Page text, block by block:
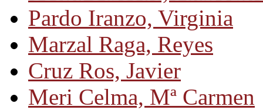
Pardo Iranzo, Virginia
Marzal Raga, Reyes
Cruz Ros, Javier
Meri Celma, Mª Carmen